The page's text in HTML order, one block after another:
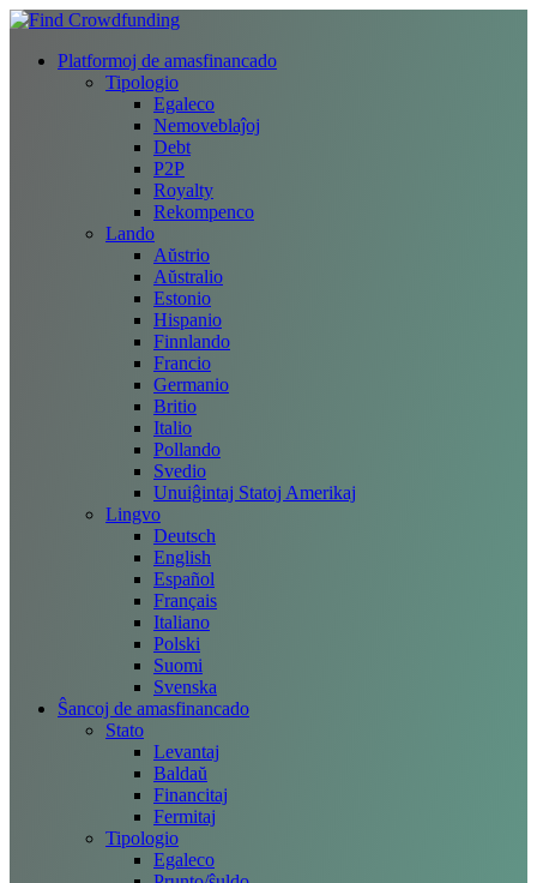
Platformoj de amasfinancado
Tipologio
Egaleco
Nemoveblaĵoj
Debt
P2P
Royalty
Rekompenco
Lando
Aŭstrio
Aŭstralio
Estonio
Hispanio
Finnlando
Francio
Germanio
Britio
Italio
Pollando
Svedio
Unuiĝintaj Statoj Amerikaj
Lingvo
Deutsch
English
Español
Français
Italiano
Polski
Suomi
Svenska
Ŝancoj de amasfinancado
Stato
Levantaj
Baldaŭ
Financitaj
Fermitaj
Tipologio
Egaleco